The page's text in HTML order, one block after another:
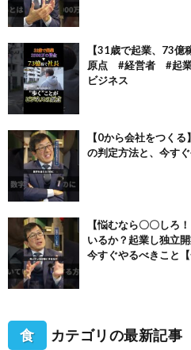
【31歳で起業、73
原点 #経営者 #起
ビジネス
【0から会社をつく
の判定方法と、今す
【悩むなら〇〇しろ
いるか？起業し独立
今すぐやるべきこと
食 カテゴリの最新記事